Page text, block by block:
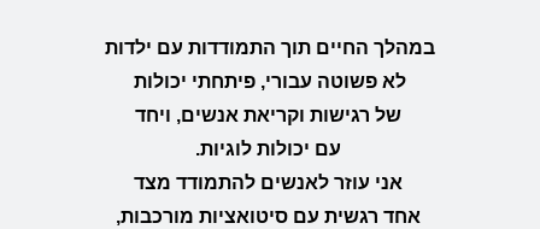
במהלך החיים תוך התמודדות עם ילדות
לא פשוטה עבורי, פיתחתי יכולות
של רגישות וקריאת אנשים, ויחד
עם יכולות לוגיות.
אני עוזר לאנשים להתמודד מצד
אחד רגשית עם סיטואציות מורכבות,